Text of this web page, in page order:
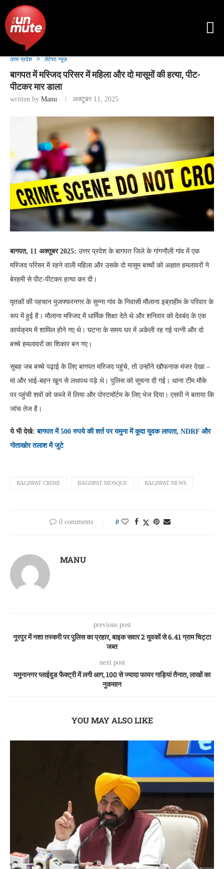
उत्तर प्रदेश लेटेस्ट न्यूज़
बागपत में मस्जिद परिसर में महिला और दो मासूमों की हत्या, पीट-
पीटकर मार डाला
written by Manu अक्टूबर 11, 2025
बागपत, 11 अक्तूबर 2025: उत्तर प्रदेश के बागपत जिले के गांगनौली गांव में एक
मस्जिद परिसर में रहने वाली महिला और उसके दो मासूम बच्चों को अज्ञात हमलावरों ने
बेरहमी से पीट-पीटकर हत्या कर दी।
मृतकों की पहचान मुजफ्फरनगर के सुन्ना गांव के निवासी मौलाना इब्राहीम के परिवार के
रूप में हुई है। मौलाना मस्जिद में धार्मिक शिक्षा देते थे और शनिवार को देवबंद के एक
कार्यक्रम में शामिल होने गए थे। घटना के समय घर में अकेली रह गई पत्नी और दो
बच्चे हमलावरों का शिकार बन गए।
सुबह जब बच्चे पढ़ाई के लिए बागपत मस्जिद पहुंचे, तो उन्होंने खौफनाक मंजर देखा –
मां और भाई-बहन खून से लथपथ पड़े थे। पुलिस को सूचना दी गई। थाना टीम मौके
पर पहुंची शवों को कब्जे में लिया और पोस्टमॉर्टम के लिए भेज दिया। एसपी ने बताया कि
जांच तेज है।
ये भी देखे:बागपत में 500 रुपये की शर्त पर यमुना में कूदा युवक लापता, NDRF और
गोताखोर तलाश में जुटे
BAGHPAT CRIME BAGHPAT MOSQUE BAGHPAT NEWS
0 comments 0
MANU
previous post
नूरपुर में नशा तस्करी पर पुलिस का प्रहार, बाइक सवार 2 युवकों से 6.41 ग्राम चिट्टा
जब्त
next post
यमुनानगर प्लाईवुड फैक्ट्री में लगी आग, 100 से ज्यादा फायर गाड़ियां तैनात, लाखों का
नुकसान
YOU MAY ALSO LIKE